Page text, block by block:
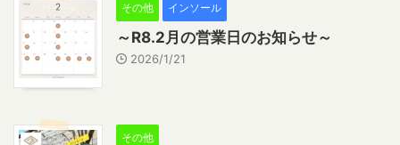
その他 インソール
～R8.2月の営業日のお知らせ～
2026/1/21
その他